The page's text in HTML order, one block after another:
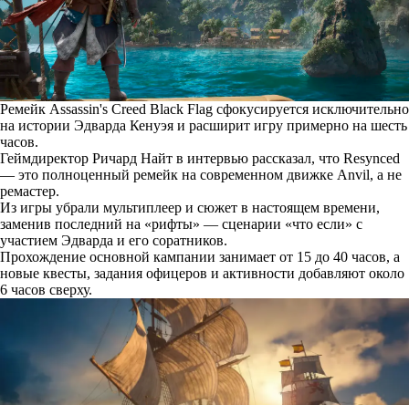
Ремейк Assassin's Creed Black Flag сфокусируется исключительно
на истории Эдварда Кенуэя и расширит игру примерно на шесть
часов.
Геймдиректор Ричард Найт в интервью рассказал, что Resynced
— это полноценный ремейк на современном движке Anvil, а не
ремастер.
Из игры убрали мультиплеер и сюжет в настоящем времени,
заменив последний на «рифты» — сценарии «что если» с
участием Эдварда и его соратников.
Прохождение основной кампании занимает от 15 до 40 часов, а
новые квесты, задания офицеров и активности добавляют около
6 часов сверху.